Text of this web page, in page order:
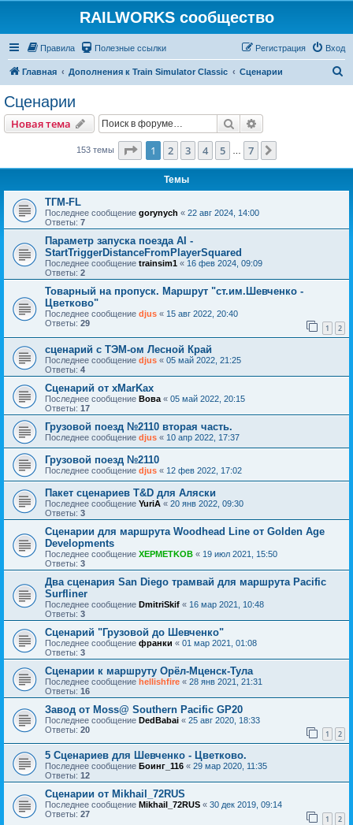
RAILWORKS сообщество
Правила Полезные ссылки Вход
Регистрация
Главная Дополнения к Train Simulator Classic Сценарии
Сценарии
Новая тема Поиск
153 темы Страница из
1 2 3 4 5 7
Темы
ТГМ-FL
Последнее сообщение gorynych « 22 авг 2024, 14:00
Ответы: 7
Параметр запуска поезда AI -
StartTriggerDistanceFromPlayerSquared
Последнее сообщение trainsim1 « 16 фев 2024, 09:09
Ответы: 2
Товарный на пропуск. Маршрут "ст.им.Шевченко -
Цветково"
Последнее сообщение djus « 15 авг 2022, 20:40
Ответы: 29 1 2
сценарий с ТЭМ-ом Лесной Край
Последнее сообщение djus « 05 май 2022, 21:25
Ответы: 4
Сценарий от xMarKax
Последнее сообщение Вова « 05 май 2022, 20:15
Ответы: 17
Грузовой поезд №2110 вторая часть.
Последнее сообщение djus « 10 апр 2022, 17:37
Грузовой поезд №2110
Последнее сообщение djus « 12 фев 2022, 17:02
Пакет сценариев T&D для Аляски
Последнее сообщение YuriA « 20 янв 2022, 09:30
Ответы: 3
Сценарии для маршрута Woodhead Line от Golden Age
Developments
Последнее сообщение XEPMETKOB « 19 июл 2021, 15:50
Ответы: 3
Два сценария San Diego трамвай для маршрута Pacific
Surfliner
Последнее сообщение DmitriSkif « 16 мар 2021, 10:48
Ответы: 3
Сценарий "Грузовой до Шевченко"
Последнее сообщение франки « 01 мар 2021, 01:08
Ответы: 3
Сценарии к маршруту Орёл-Мценск-Тула
Последнее сообщение hellishfire « 28 янв 2021, 21:31
Ответы: 16
Завод от Moss@ Southern Pacific GP20
Последнее сообщение DedBabai « 25 авг 2020, 18:33
Ответы: 20 1 2
5 Сценариев для Шевченко - Цветково.
Последнее сообщение Боинг_116 « 29 мар 2020, 11:35
Ответы: 12
Сценарии от Mikhail_72RUS
Последнее сообщение Mikhail_72RUS « 30 дек 2019, 09:14
Ответы: 27 1 2